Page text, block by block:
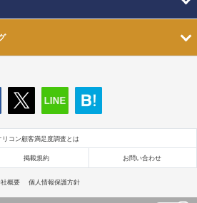
リコン顧客満足度調査とは
掲載規約 お問い合わせ
概要 個人情報保護方針